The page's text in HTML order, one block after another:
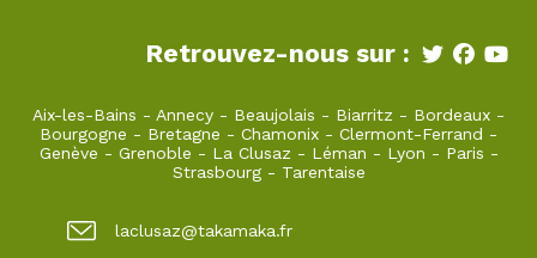
Retrouvez-nous sur :
Aix-les-Bains - Annecy - Beaujolais - Biarritz - Bordeaux -
Bourgogne - Bretagne - Chamonix - Clermont-Ferrand -
Genève - Grenoble - La Clusaz - Léman - Lyon - Paris -
Strasbourg- Tarentaise
laclusaz@takamaka.fr